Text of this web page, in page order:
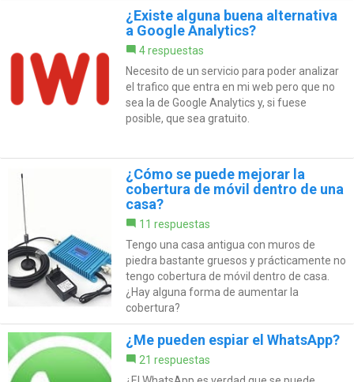
¿Existe alguna buena alternativa
a Google Analytics?
4 respuestas
Necesito de un servicio para poder analizar
el trafico que entra en mi web pero que no
sea la de Google Analytics y, si fuese
posible, que sea gratuito.
¿Cómo se puede mejorar la
cobertura de móvil dentro de una
casa?
11 respuestas
Tengo una casa antigua con muros de
piedra bastante gruesos y prácticamente no
tengo cobertura de móvil dentro de casa.
¿Hay alguna forma de aumentar la
cobertura?
¿Me pueden espiar el WhatsApp?
21 respuestas